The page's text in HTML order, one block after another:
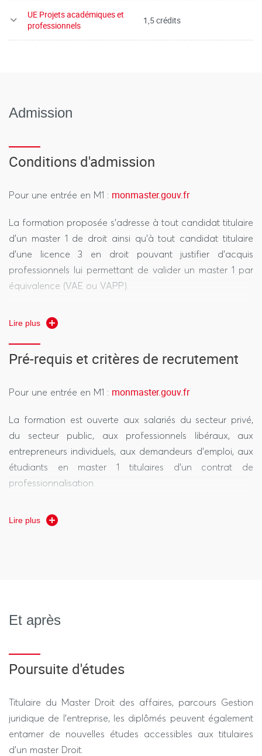
UE Projets académiques et
professionnels
1,5 crédits
Admission
Conditions d'admission
Pour une entrée en M1 : monmaster.gouv.fr
La formation proposée s’adresse à tout candidat titulaire
d’un master 1 de droit ainsi qu’à tout candidat titulaire
d’une licence 3 en droit pouvant justifier d’acquis
professionnels lui permettant de valider un master 1 par
équivalence (VAE ou VAPP).
dossier via ecandidat.
L’accès par Etudes en France est également possible
Les candidats présélectionnés pourront être reçus en
entretien.
Lire plus
Pré-requis et critères de recrutement
Pour une entrée en M1 : monmaster.gouv.fr
La formation est ouverte aux salariés du secteur privé,
du secteur public, aux professionnels libéraux, aux
entrepreneurs individuels, aux demandeurs d’emploi, aux
étudiants en master 1 titulaires d’un contrat de
professionnalisation.
dans les matières de droit des affaires sont requis.
Lire plus
Et après
Poursuite d'études
Titulaire du Master Droit des affaires, parcours Gestion
juridique de l’entreprise, les diplômés peuvent également
entamer de nouvelles études accessibles aux titulaires
d’un master Droit.